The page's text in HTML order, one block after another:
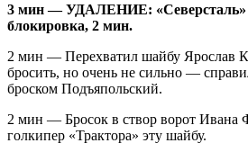
3 мин — УДАЛЕНИЕ: «Северсталь»
блокировка, 2 мин.
2 мин — Перехватил шайбу Ярослав
бросить, но очень не сильно —
броском Подъяпольский.
2 мин — Бросок в створ ворот Ивана
голкипер «Трактора» эту шайбу.